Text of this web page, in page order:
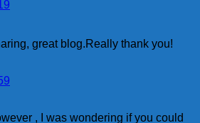
great blog.Really thank you!
, I was wondering if you could